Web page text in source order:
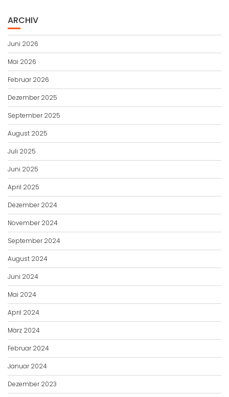
ARCHIV
Juni 2026
Mai 2026
Februar 2026
Dezember 2025
September 2025
August 2025
Juli 2025
Juni 2025
April 2025
Dezember 2024
November 2024
September 2024
August 2024
Juni 2024
Mai 2024
April 2024
März 2024
Februar 2024
Januar 2024
Dezember 2023